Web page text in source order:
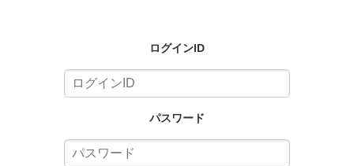
ログインID
パスワード